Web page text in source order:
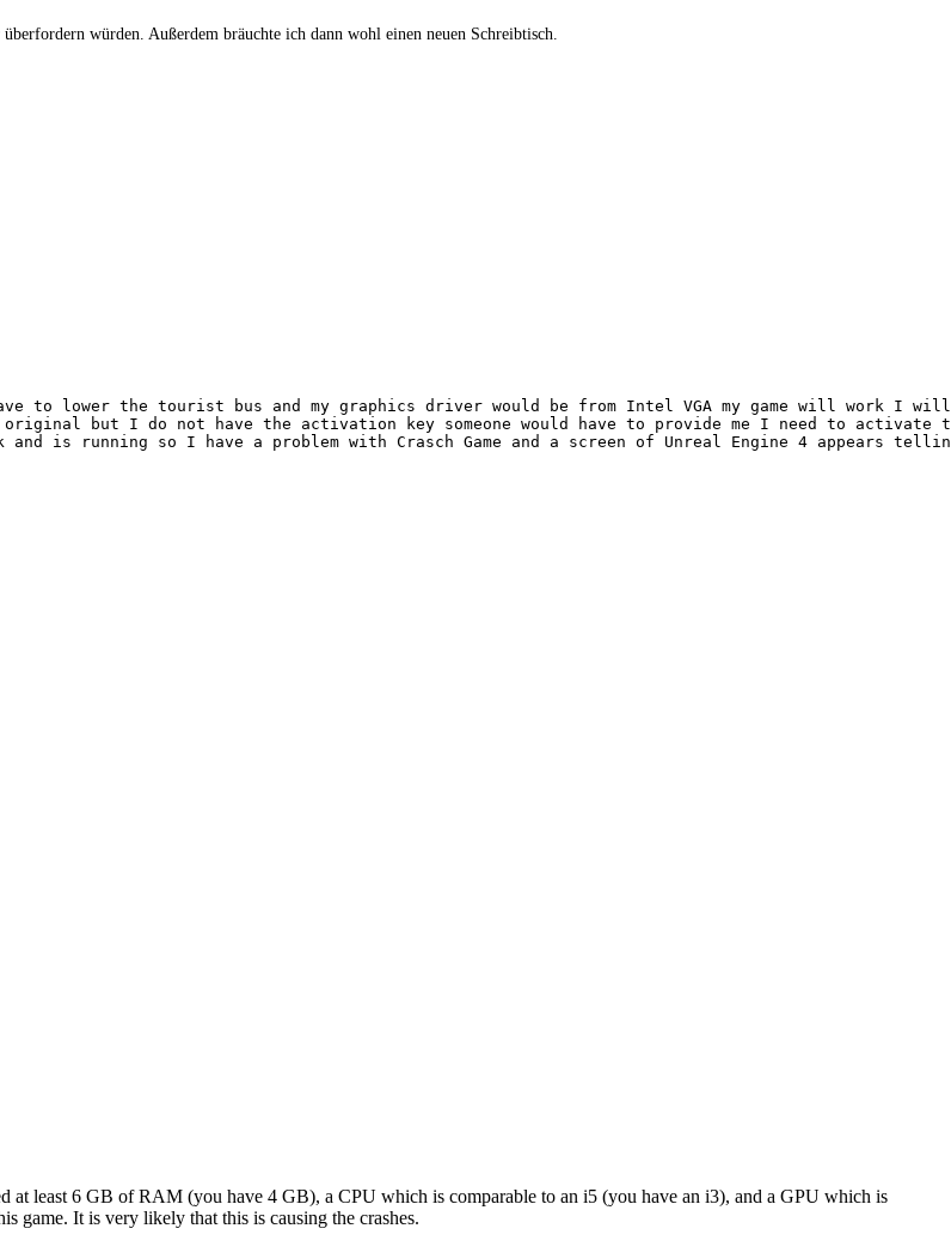
würden. Außerdem bräuchte ich dann wohl einen neuen Schreibtisch.
at least 6 GB of RAM (you have 4 GB), a CPU which is comparable to an i5 (you have an i3), and a GPU which is
game. It is very likely that this is causing the crashes.